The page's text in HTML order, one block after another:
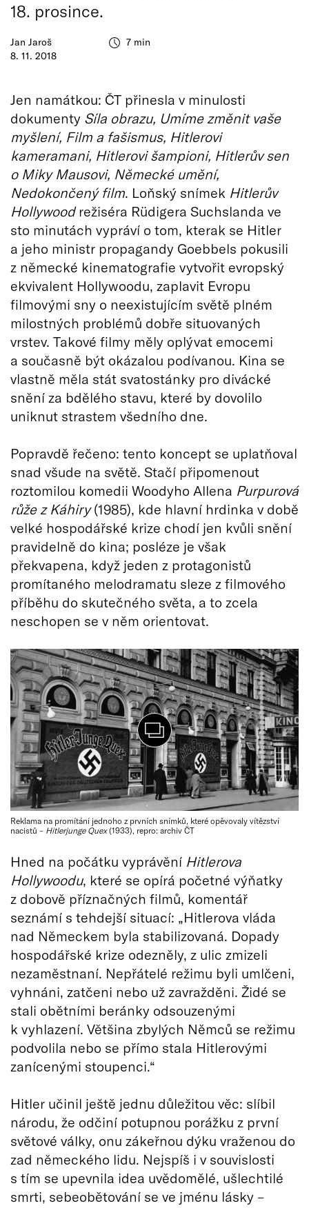
Jan Jaroš
8. 11. 2018
7 min
18. prosince.
Jen namátkou: ČT přinesla v minulosti
dokumenty Síla obrazu, Umíme změnit vaše
myšlení, Film a fašismus, Hitlerovi
kameramani, Hitlerovi šampioni, Hitlerův sen
o Miky Mausovi, Německé umění,
Nedokončený film. Loňský snímek Hitlerův
Hollywoodrežiséra Rüdigera Suchslanda ve
sto minutách vypráví o tom, kterak se Hitler
a jeho ministr propagandy Goebbels pokusili
z německé kinematografie vytvořit evropský
ekvivalent Hollywoodu, zaplavit Evropu
filmovými sny o neexistujícím světě plném
milostných problémů dobře situovaných
vrstev. Takové filmy měly oplývat emocemi
a současně být okázalou podívanou. Kina se
vlastně měla stát svatostánky pro divácké
snění za bdělého stavu, které by dovolilo
uniknut strastem všedního dne.
Popravdě řečeno: tento koncept se uplatňoval
snad všude na světě. Stačí připomenout
roztomilou komedii Woodyho Allena Purpurová
růže z Káhiry(1985), kde hlavní hrdinka v době
velké hospodářské krize chodí jen kvůli snění
pravidelně do kina; posléze je však
překvapena, když jeden z protagonistů
promítaného melodramatu sleze z filmového
příběhu do skutečného světa, a to zcela
neschopen se v něm orientovat.
Reklama na promítání jednoho z prvních snímků, které opěvovaly vítězství
nacistů – Hitlerjunge Quex(1933), repro: archiv ČT
Hned na počátku vyprávění Hitlerova
Hollywoodu, které se opírá početné výňatky
z dobově příznačných filmů, komentář
seznámí s tehdejší situací: „Hitlerova vláda
nad Německem byla stabilizovaná. Dopady
hospodářské krize odezněly, z ulic zmizeli
nezaměstnaní. Nepřátelé režimu byli umlčeni,
vyhnáni, zatčeni nebo už zavražděni. Židé se
stali obětními beránky odsouzenými
k vyhlazení. Většina zbylých Němců se režimu
podvolila nebo se přímo stala Hitlerovými
zanícenými stoupenci.“
Hitler učinil ještě jednu důležitou věc: slíbil
národu, že odčiní potupnou porážku z první
světové války, onu zákeřnou dýku vraženou do
zad německého lidu. Nejspíš i v souvislosti
s tím se upevnila idea uvědomělé, ušlechtilé
smrti, sebeobětování se ve jménu lásky –